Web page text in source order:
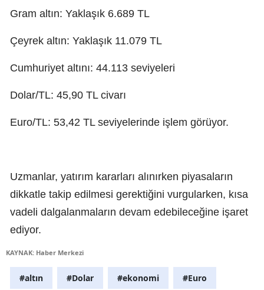
Gram altın: Yaklaşık 6.689 TL
Çeyrek altın: Yaklaşık 11.079 TL
Cumhuriyet altını: 44.113 seviyeleri
Dolar/TL: 45,90 TL civarı
Euro/TL: 53,42 TL seviyelerinde işlem görüyor.
Uzmanlar, yatırım kararları alınırken piyasaların
dikkatle takip edilmesi gerektiğini vurgularken, kısa
vadeli dalgalanmaların devam edebileceğine işaret
ediyor.
KAYNAK: Haber Merkezi
#altın #Dolar #ekonomi #Euro